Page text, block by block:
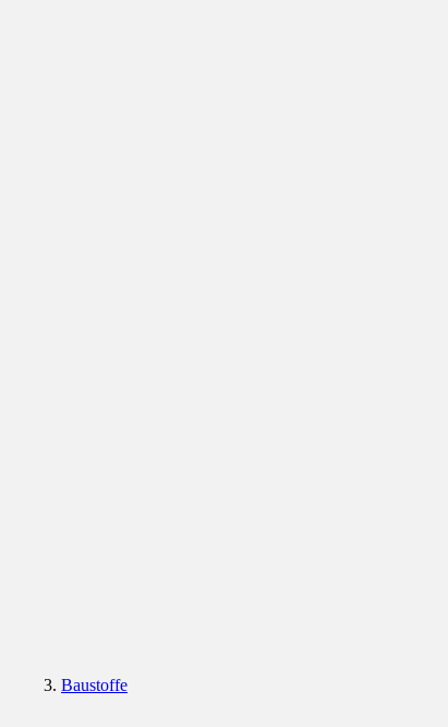
Baustoffe